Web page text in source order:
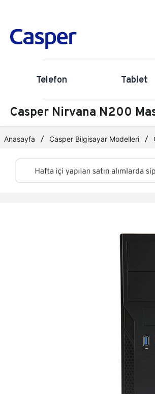
Telefon Tablet
Casper Nirvana N200
Anasayfa Casper Bilgisayar Modelleri